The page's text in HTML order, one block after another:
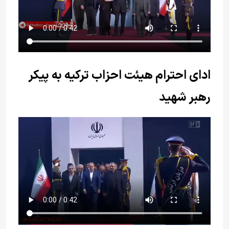
ادای احترام هیئت احزاب ترکیه به پیکر
رهبر شهید